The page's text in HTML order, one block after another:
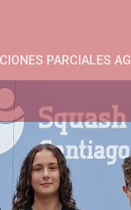
PARCIALES AG